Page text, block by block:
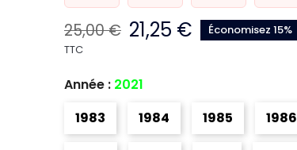
25,00 € 21,25 €
Économisez 15%
TTC
Année : 2021
1983
1984 1985 1986